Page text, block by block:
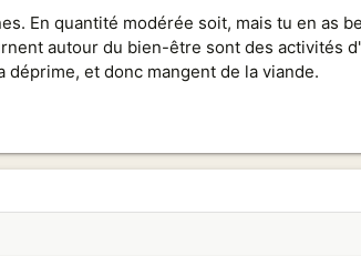
En quantité modérée soit, mais tu en as
autour du bien-être sont des activités
et donc mangent de la viande.